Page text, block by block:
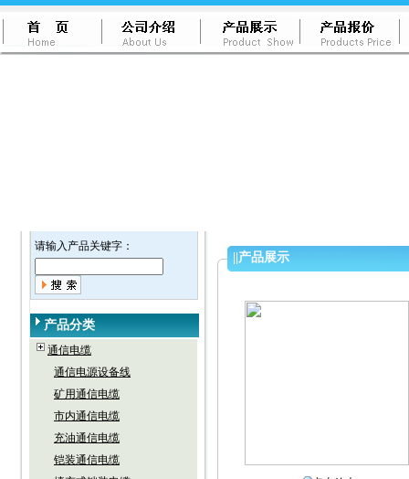
请输入产品关键字：
产品分类
通信电缆
通信电源设备线
矿用通信电缆
市内通信电缆
充油通信电缆
铠装通信电缆
产品展示